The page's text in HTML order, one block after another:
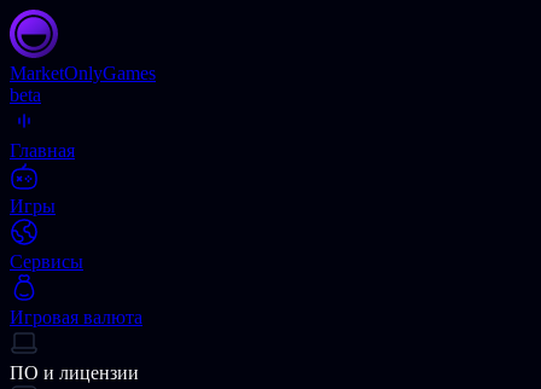
MarketOnlyGames
beta
Главная
Игры
Сервисы
Игровая валюта
ПО и лицензии